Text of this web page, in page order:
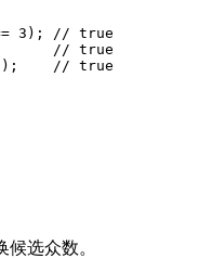
3); // true
// true
// true
候选众数。